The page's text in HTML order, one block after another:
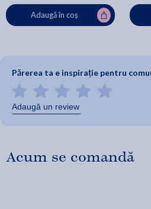
Adaugă în coș
Părerea ta e inspirație pentru
Adaugă un review
Acum se comandă